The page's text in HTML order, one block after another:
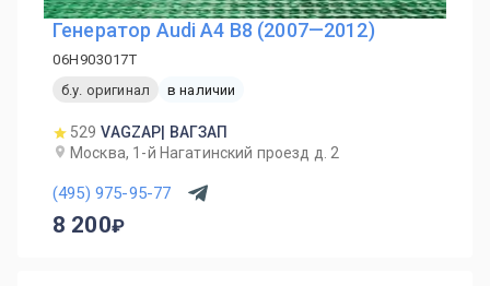
Генератор Audi A4 B8 (2007—2012)
06H903017T
б.у. оригинал
в наличии
529 VAGZAP| ВАГЗАП
Москва, 1-й Нагатинский проезд д. 2
(495) 975-95-77
8 200